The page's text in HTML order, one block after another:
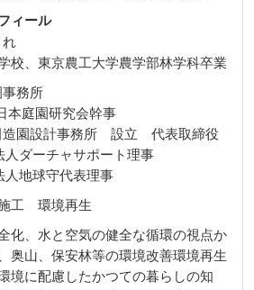
ィール
校、東京農工大学農学部林学科卒業
務所
庭園研究会幹事
園設計事務所 設立 代表取締役
ダーチャサポート理事
地球守代表理事
工 環境再生
化、水と空気の健全な循環の視点か
奥山、保安林等の環境改善環境再生
境に配慮したかつての暮らしの知